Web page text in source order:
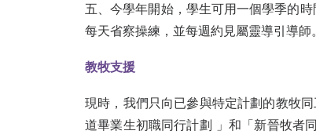
五、今學年開始，學生可用一個學季的
每天省察操練，並每週約見屬靈導引導師。
教牧支援
現時，我們只向已參與特定計劃的教牧
道畢業生初職同行計劃 」和「新晉牧者